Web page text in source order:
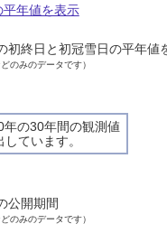
年値を表示
初終日と初冠雪日の平年値
のみのデータです）
の30年間の観測値
ています。
公開期間
のみのデータです）